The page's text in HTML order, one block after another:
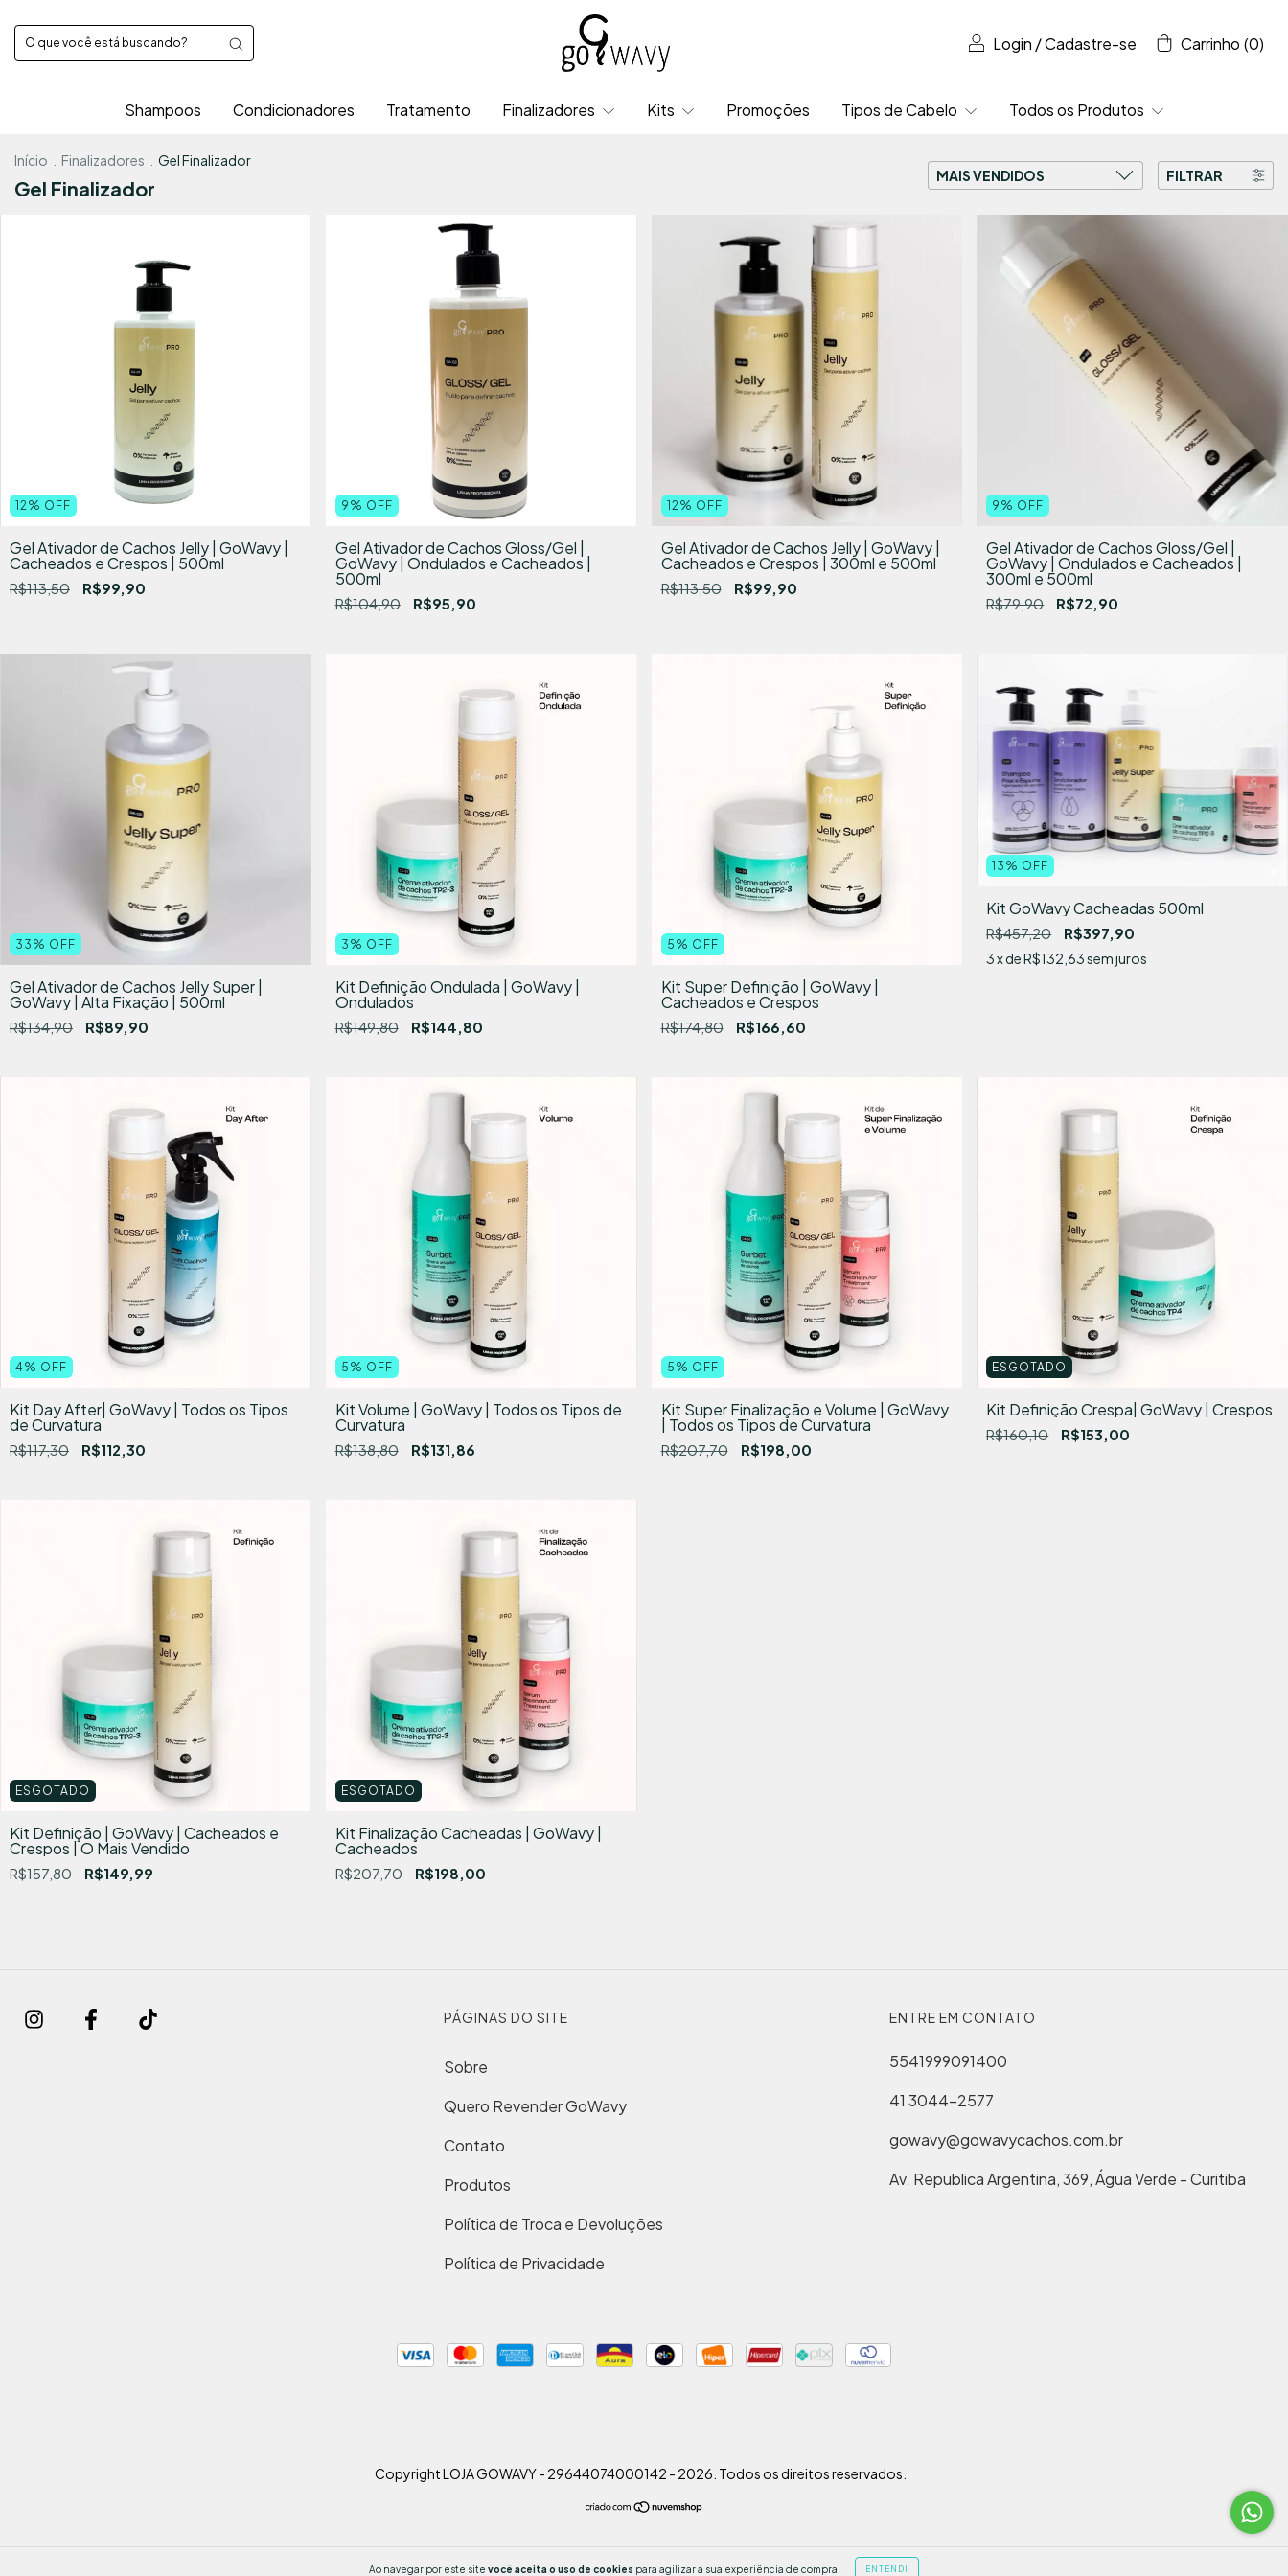
Login /Cadastre-se Carrinho (0)
Shampoos Condicionadores Tratamento Finalizadores Kits Promoções Tipos de Cabelo Todos os Produtos
Ao navegar por este site você aceita o uso de cookies para agilizar a sua experiência de compra. ENTENDI
Início Finalizadores Gel Finalizador
Gel Finalizador
FILTRAR
12 % OFF
Gel Ativador de Cachos Jelly | GoWavy |
Cacheados e Crespos | 500ml
R$113,50 R$99,90
9 % OFF
Gel Ativador de Cachos Gloss/Gel |
GoWavy | Ondulados e Cacheados |
500ml
R$104,90 R$95,90
12 % OFF
Gel Ativador de Cachos Jelly | GoWavy |
Cacheados e Crespos | 300ml e 500ml
R$113,50 R$99,90
9 % OFF
Gel Ativador de Cachos Gloss/Gel |
GoWavy | Ondulados e Cacheados |
300ml e 500ml
R$79,90 R$72,90
33 % OFF
Gel Ativador de Cachos Jelly Super |
GoWavy | Alta Fixação | 500ml
R$134,90 R$89,90
3 % OFF
Kit Definição Ondulada | GoWavy |
Ondulados
R$149,80 R$144,80
5 % OFF
Kit Super Definição | GoWavy |
Cacheados e Crespos
R$174,80 R$166,60
13 % OFF
Kit GoWavy Cacheadas 500ml
R$457,20 R$397,90
3x deR$132,63sem juros
4 % OFF
Kit Day After| GoWavy | Todos os Tipos
de Curvatura
R$117,30 R$112,30
5 % OFF
Kit Volume | GoWavy | Todos os Tipos de
Curvatura
R$138,80 R$131,86
5 % OFF
Kit Super Finalização e Volume | GoWavy
| Todos os Tipos de Curvatura
R$207,70 R$198,00
ESGOTADO
Kit Definição Crespa| GoWavy | Crespos
R$160,10 R$153,00
ESGOTADO
Kit Definição | GoWavy | Cacheados e
Crespos | O Mais Vendido
R$157,80 R$149,99
ESGOTADO
Kit Finalização Cacheadas | GoWavy |
Cacheados
R$207,70 R$198,00
PÁGINAS DO SITE
Sobre
Quero Revender GoWavy
Contato
Produtos
Política de Troca e Devoluções
Política de Privacidade
ENTRE EM CONTATO
5541999091400
41 3044-2577
gowavy@gowavycachos.com.br
Av. Republica Argentina, 369, Água Verde - Curitiba
Copyright LOJA GOWAVY - 29644074000142 - 2026. Todos os direitos reservados.